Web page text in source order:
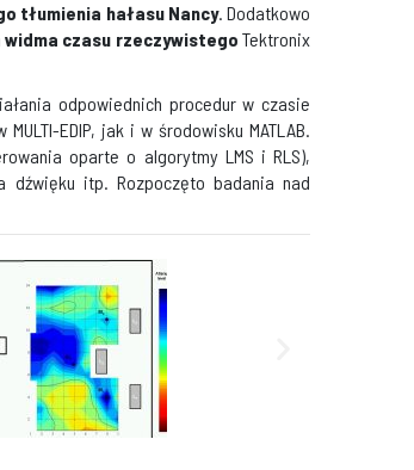
tłumienia hałasu Nancy. Dodatkowo
czasu rzeczywistego Tektronix
odpowiednich procedur w czasie
EDIP, jak i w środowisku MATLAB.
oparte o algorytmy LMS i RLS),
dźwięku itp. Rozpoczęto badania nad